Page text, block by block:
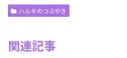
ハルキのつぶやき
関連記事